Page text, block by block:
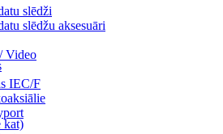
kat)
slēdži
slēdžu aksesuāri
Video
IEC/F